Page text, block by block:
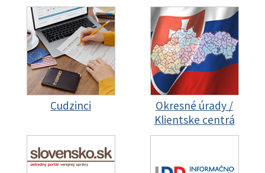
Cudzinci
Okresné úrady /
Klientske centrá